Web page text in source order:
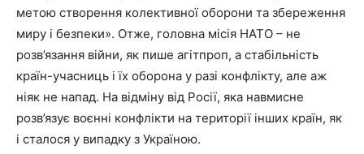
метою створення колективної оборони та збереження
миру і безпеки». Отже, головна місія НАТО – не
розв’язання війни, як пише агітпроп, а стабільність
країн-учасниць і їх оборона у разі конфлікту, але аж
ніяк не напад. На відміну від Росії, яка навмисне
розв’язує воєнні конфлікти на території інших країн, як
і сталося у випадку з Україною.